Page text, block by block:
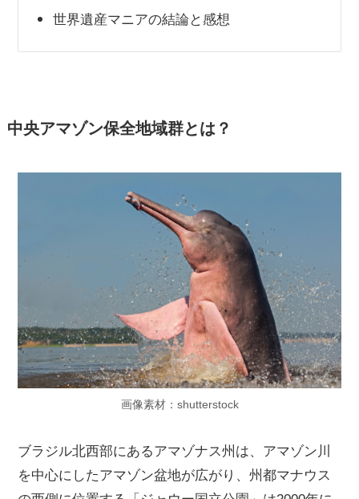
世界遺産マニアの結論と感想
中央アマゾン保全地域群とは？
画像素材：shutterstock
ブラジル北西部にあるアマゾナス州は、アマゾン川
を中心にしたアマゾン盆地が広がり、州都マナウス